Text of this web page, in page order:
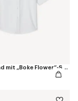
Freizeithemd mit „Boke Flower“-Stickerei